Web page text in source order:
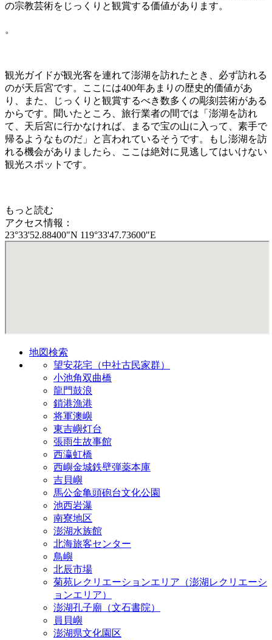
の宗教芸術をじっくりと観賞する価値があります。
。
観光ガイドが観光客を連れて澎湖を訪れたとき、必ず訪れる
のが天后宮です。ここには400年あまりの歴史的価値があ
り、また、じっくりと観賞するべき数多くの彫刻芸術がある
からです。聞いたところ、旅行業者の間では「澎湖を訪れ
て、天后宮に行かなければ、まるで宝の山に入って、素手で
帰るようなものだ」と言われているそうです。もし澎湖を訪
れる機会がありましたら、ここは絶対に見逃してはいけない
観光スポットです。
もっと読む
アクセス情報：
23°33'52.88400"N 119°33'47.73600"E
地図検索
望安花宅（中社古民家群）
小池角双曲橋
龍門鼓浪
鎖港漁港
将軍澳嶼
東吉嶼灯台
張雨生故事館
西瀛虹橋
西嶼金城鉄壁弾薬本庫
吉貝嶼
馬公金亀頭砲台文化公園
池西岩瀑
南寮地区
澎湖水族館
北海旅客センター
鳥嶼
北辰市場
菊苑レクリエーションエリア（澎湖レクリエーシ
ョンエリア）
澎湖孔子廟（文石書院）
員貝嶼
澎湖県文化園区